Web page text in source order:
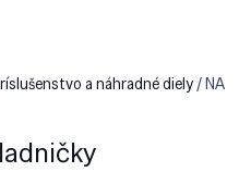
a náhradné diely/ NA